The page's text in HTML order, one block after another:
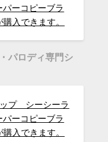
パロディ専門シ